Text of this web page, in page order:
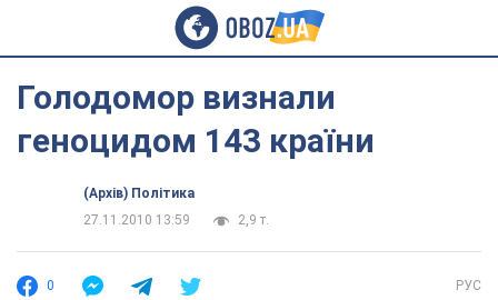
Голодомор визнали
геноцидом 143 країни
(Архів) Політика
27.11.2010 13:59
2,9 т.
0 РУС